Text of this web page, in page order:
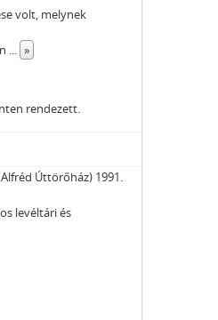
volt, melynek
... »
rendezett.
Úttörőház) 1991.
levéltári és